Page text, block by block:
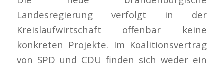
Landesregierung verfolgt in der
Kreislaufwirtschaft offenbar keine
konkreten Projekte. Im Koalitionsvertrag
von SPD und CDU finden sich weder ein